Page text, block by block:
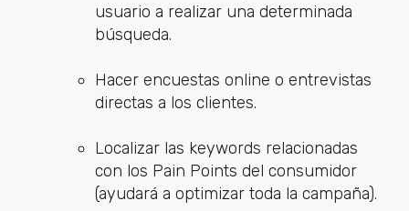
usuario a realizar una determinada
búsqueda.
Hacer encuestas online o entrevistas
directas a los clientes.
Localizar las keywords relacionadas
con los Pain Points del consumidor
(ayudará a optimizar toda la campaña).